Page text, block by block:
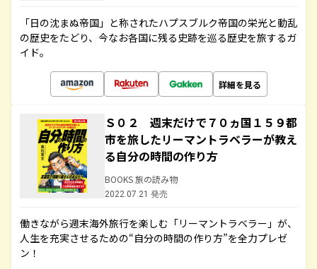
「日の沈まぬ帝国」と称されたハプスブルク帝国の栄光と動乱
の歴史をたどり、今なお各国に残る史跡を巡る歴史を旅するガ
イド。
詳細を見る
Ｓ０２ 週末だけで７０ヵ国１５９都
市を旅したリーマントラベラーが教え
る自分の時間の作り方
BOOKS 旅の読み物
2022.07.21 発売
働きながら週末海外旅行を楽しむ「リーマントラベラー」が、
人生を充実させるための“自分の時間の作り方”を全力プレゼ
ン！